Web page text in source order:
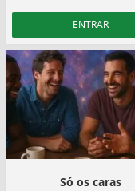
ENTRAR
Só os caras